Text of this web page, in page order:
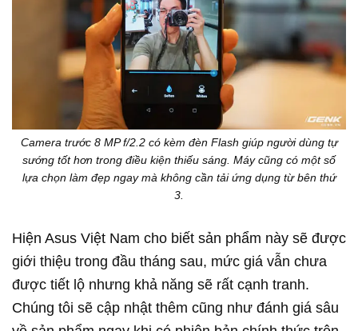
Camera trước 8 MP f/2.2 có kèm đèn Flash giúp người dùng tự
sướng tốt hơn trong điều kiện thiếu sáng. Máy cũng có một số
lựa chọn làm đẹp ngay mà không cần tải ứng dụng từ bên thứ
3.
Hiện Asus Việt Nam cho biết sản phẩm này sẽ được
giới thiệu trong đầu tháng sau, mức giá vẫn chưa
được tiết lộ nhưng khả năng sẽ rất cạnh tranh.
Chúng tôi sẽ cập nhật thêm cũng như đánh giá sâu